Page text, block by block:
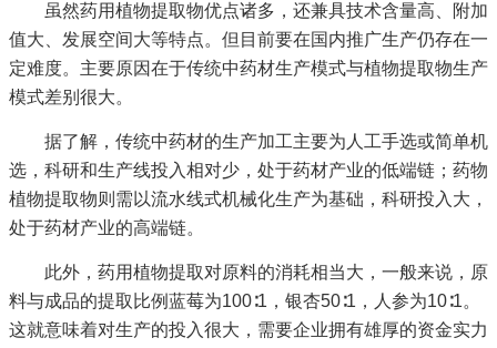
虽然药用植物提取物优点诸多，还兼具技术含量高、附加
值大、发展空间大等特点。但目前要在国内推广生产仍存在一
定难度。主要原因在于传统中药材生产模式与植物提取物生产
模式差别很大。
据了解，传统中药材的生产加工主要为人工手选或简单机
选，科研和生产线投入相对少，处于药材产业的低端链；药物
植物提取物则需以流水线式机械化生产为基础，科研投入大，
处于药材产业的高端链。
此外，药用植物提取对原料的消耗相当大，一般来说，原
料与成品的提取比例蓝莓为100∶1，银杏50∶1，人参为10∶1。
这就意味着对生产的投入很大，需要企业拥有雄厚的资金实力